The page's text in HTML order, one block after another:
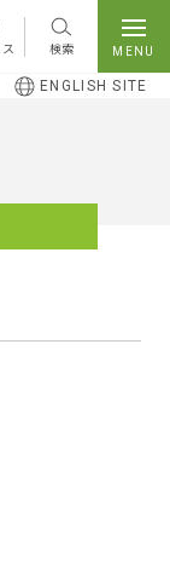
検索
ENGLISH SITE